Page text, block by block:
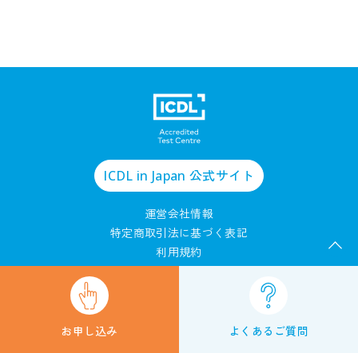
お申し込み よくあるご質問
ICDL in Japan 公式サイト
© 2025 PERSOL BUSINESS PROCESS DESIGN CO.,LTD.
運営会社情報
特定商取引法に基づく表記
利用規約
プライバシーポリシー